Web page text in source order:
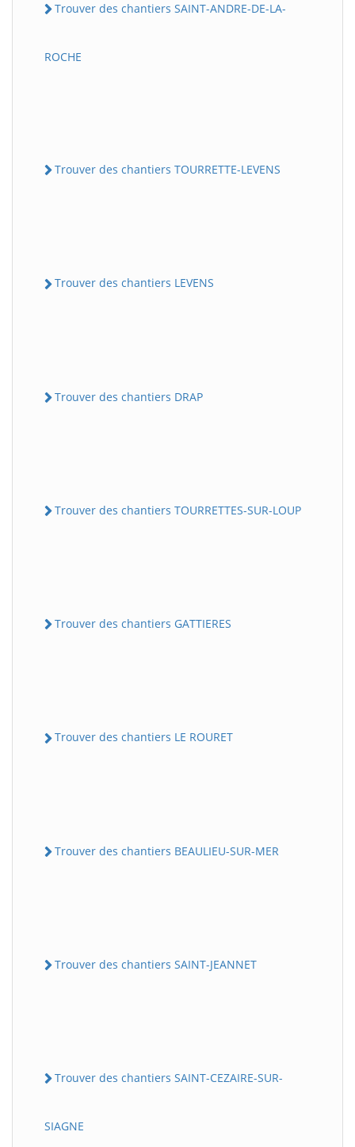
Trouver des chantiers SAINT-ANDRE-DE-LA-
ROCHE
Trouver des chantiers TOURRETTE-LEVENS
Trouver des chantiers LEVENS
Trouver des chantiers DRAP
Trouver des chantiers TOURRETTES-SUR-LOUP
Trouver des chantiers GATTIERES
Trouver des chantiers LE ROURET
Trouver des chantiers BEAULIEU-SUR-MER
Trouver des chantiers SAINT-JEANNET
Trouver des chantiers SAINT-CEZAIRE-SUR-
SIAGNE